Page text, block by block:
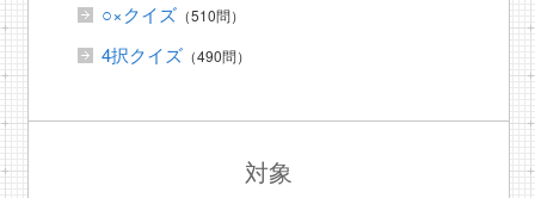
○×クイズ（510問）
4択クイズ（490問）
対象